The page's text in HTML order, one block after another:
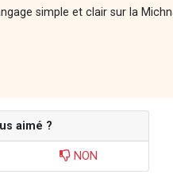
simple et clair sur la
aimé ?
NON